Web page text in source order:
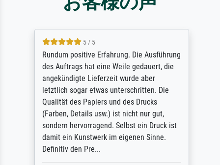
5 / 5
Rundum positive Erfahrung. Die Ausführung
des Auftrags hat eine Weile gedauert, die
angekündigte Lieferzeit wurde aber
letztlich sogar etwas unterschritten. Die
Qualität des Papiers und des Drucks
(Farben, Details usw.) ist nicht nur gut,
sondern hervorragend. Selbst ein Druck ist
damit ein Kunstwerk im eigenen Sinne.
Definitiv den Pre...